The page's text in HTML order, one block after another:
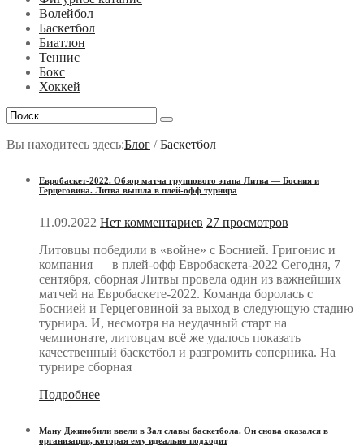
Волейбол
Баскетбол
Биатлон
Теннис
Бокс
Хоккей
Вы находитесь здесь:Блог /Баскетбол
Евробаскет-2022. Обзор матча группового этапа Литва — Босния и
Герцеговина. Литва вышла в плей-офф турнира
11.09.2022 Нет комментариев 27 просмотров
Литовцы победили в «войне» с Боснией. Григонис и
компания — в плей-офф Евробаскета-2022 Сегодня, 7
сентября, сборная Литвы провела один из важнейших
матчей на Евробаскете-2022. Команда боролась с
Боснией и Герцеговиной за выход в следующую стадию
турнира. И, несмотря на неудачный старт на
чемпионате, литовцам всё же удалось показать
качественный баскетбол и разгромить соперника. На
турнире сборная
Подробнее
Ману Джинобили ввели в Зал славы баскетбола. Он снова оказался в
организации, которая ему идеально подходит